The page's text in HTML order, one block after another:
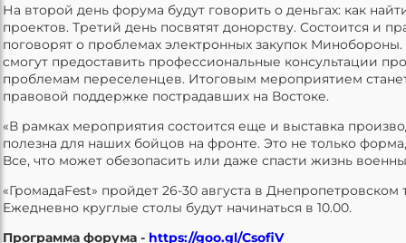
На второй день форума будут говорить о деньгах: как
проектов. Третий день посвятят донорству. Состоится и
поговорят о проблемах электронных закупок
смогут предоставить профессиональные консультации
проблемам переселенцев. Итоговым мероприятием
правовой поддержке пострадавших на Востоке.
«В рамках мероприятия состоится еще и выставка
полезна для наших бойцов на фронте. Это не только
Все, что может обезопасить или даже спасти жизнь
«ГромадаFest» пройдет 26-30 августа в
Ежедневно круглые столы будут начинаться в 10.00.
Программа форума - https://goo.gl/CsofiV